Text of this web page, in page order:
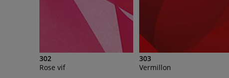
302
Rose vif
303
Vermillon